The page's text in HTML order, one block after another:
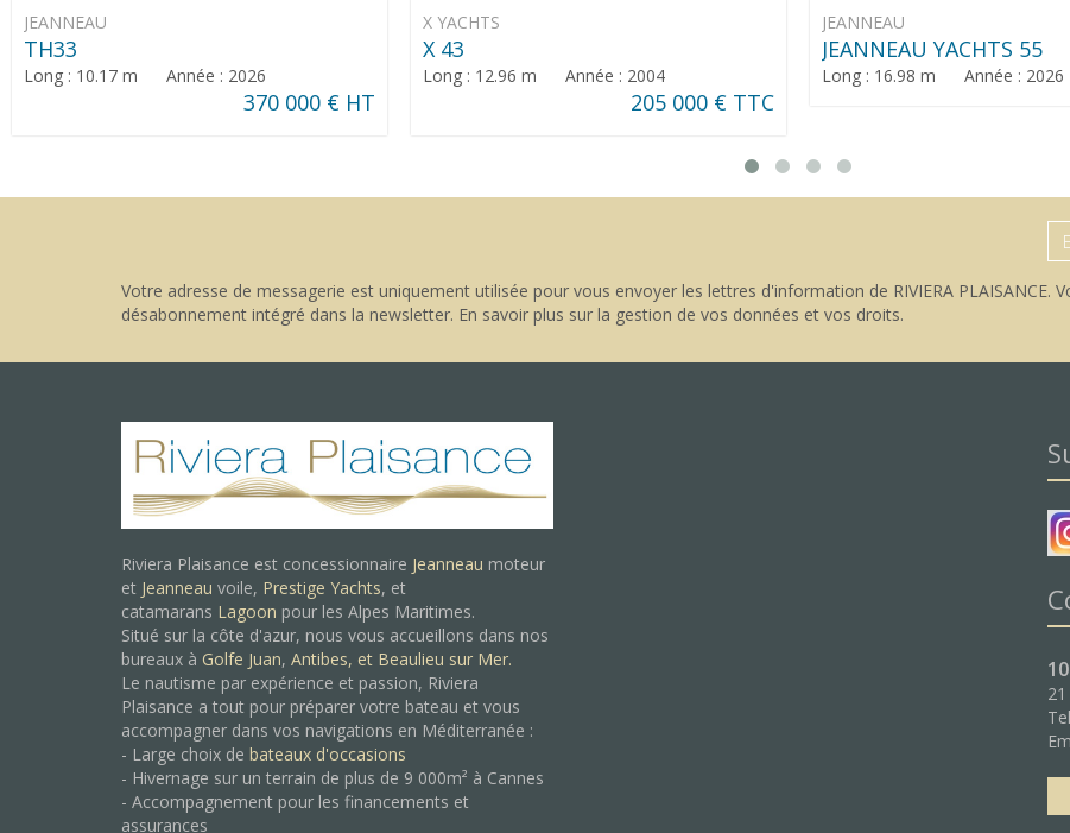
JEANNEAU
TH33
Long : 10.17 m Année : 2026
370 000 € HT
X YACHTS
X 43
Long : 12.96 m Année : 2004
205 000 € TTC
JEANNEAU
JEANNEAU YACHTS 55
Long : 16.98 m Année : 2026
Votre adresse de messagerie est uniquement utilisée pour vous envoyer les lettres d'information de RIVIERA PLAISANCE.
désabonnement intégré dans la newsletter. En savoir plus sur la gestion de vos données et vos droits.
Riviera Plaisance est concessionnaire Jeanneau moteur
et Jeanneau voile, Prestige Yachts, et
catamarans Lagoon pour les Alpes Maritimes.
Situé sur la côte d'azur, nous vous accueillons dans nos
bureaux à Golfe Juan, Antibes, et Beaulieu sur Mer.
Le nautisme par expérience et passion, Riviera
Plaisance a tout pour préparer votre bateau et vous
accompagner dans vos navigations en Méditerranée :
- Large choix de bateaux d'occasions
- Hivernage sur un terrain de plus de 9 000m² à Cannes
- Accompagnement pour les financements et
assurances